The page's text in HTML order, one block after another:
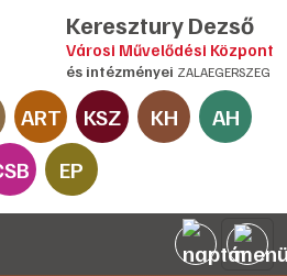
Keresztury Dezső
Városi Művelődési Központ
és intézményei ZALAEGERSZEG
ART KSZ KH
AH
EP